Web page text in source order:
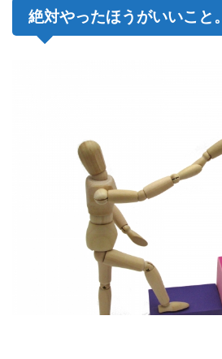
絶対やったほうがいいこと。